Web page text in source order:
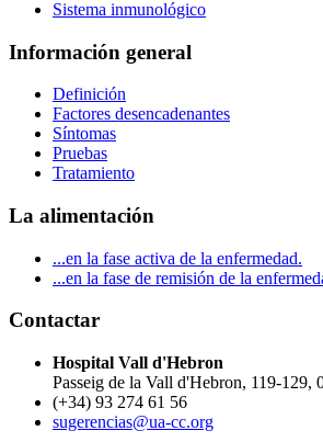
Sistema inmunológico
Información general
Definición
Factores desencadenantes
Síntomas
Pruebas
Tratamiento
La alimentación
...en la fase activa de la enfermedad.
...en la fase de remisión de la
Contactar
Hospital Vall d'Hebron
Passeig de la Vall d'Hebron, 119-129,
(+34) 93 274 61 56
sugerencias@ua-cc.org